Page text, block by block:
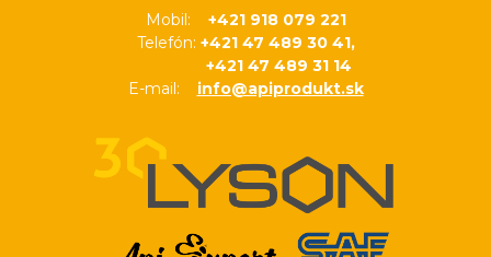
Mobil: +421 918 079 221
Telefón: +421 47 489 30 41,
+421 47 489 31 14
E-mail: info@apiprodukt.sk